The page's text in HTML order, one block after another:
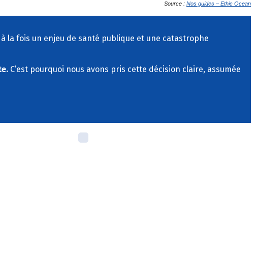
Source : Nos guides – Ethic Ocean
la fois un enjeu de santé publique et une catastrophe
C’est pourquoi nous avons pris cette décision claire, assumée